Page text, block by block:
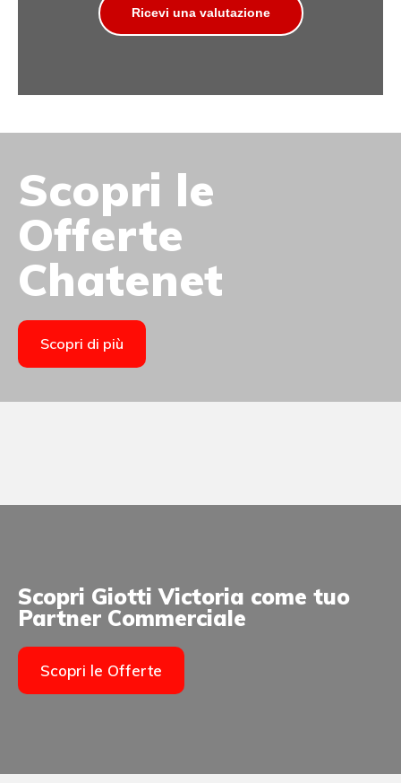
Ricevi una valutazione
Scopri le
Offerte
Chatenet
Scopri di più
Scopri Giotti Victoria come tuo
Partner Commerciale
Scopri le Offerte